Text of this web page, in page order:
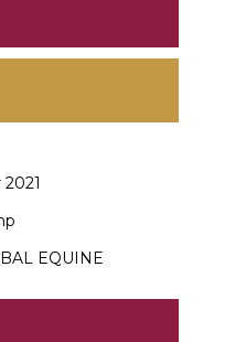
2021
EQUINE